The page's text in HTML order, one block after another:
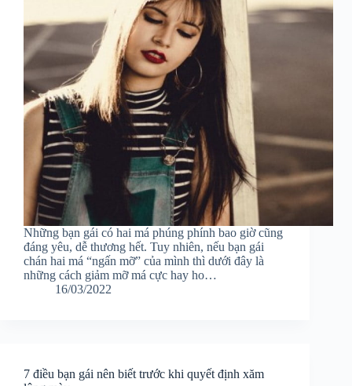
Những bạn gái có hai má phúng phính bao giờ cũng
đáng yêu, dễ thương hết. Tuy nhiên, nếu bạn gái
chán hai má “ngấn mỡ” của mình thì dưới đây là
những cách giảm mỡ má cực hay ho…
16/03/2022
7 điều bạn gái nên biết trước khi quyết định xăm